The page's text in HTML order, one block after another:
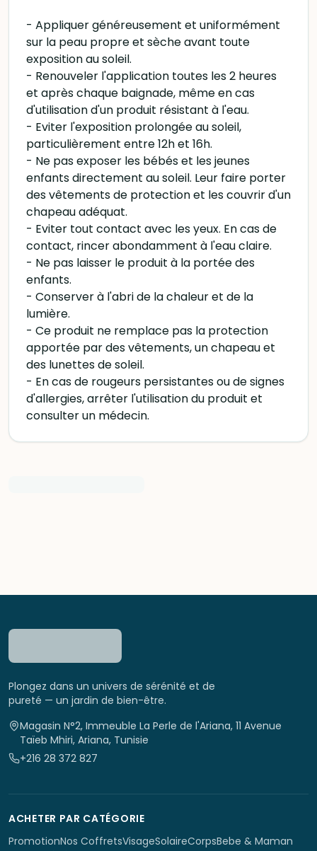
- Appliquer généreusement et uniformément
sur la peau propre et sèche avant toute
exposition au soleil.
- Renouveler l'application toutes les 2 heures
et après chaque baignade, même en cas
d'utilisation d'un produit résistant à l'eau.
- Eviter l'exposition prolongée au soleil,
particulièrement entre 12h et 16h.
- Ne pas exposer les bébés et les jeunes
enfants directement au soleil. Leur faire porter
des vêtements de protection et les couvrir d'un
chapeau adéquat.
- Eviter tout contact avec les yeux. En cas de
contact, rincer abondamment à l'eau claire.
- Ne pas laisser le produit à la portée des
enfants.
- Conserver à l'abri de la chaleur et de la
lumière.
- Ce produit ne remplace pas la protection
apportée par des vêtements, un chapeau et
des lunettes de soleil.
- En cas de rougeurs persistantes ou de signes
d'allergies, arrêter l'utilisation du produit et
consulter un médecin.
Plongez dans un univers de sérénité et de
pureté — un jardin de bien-être.
Magasin N°2, Immeuble La Perle de l'Ariana, 11 Avenue
Taïeb Mhiri, Ariana, Tunisie
+216 28 372 827
ACHETER PAR CATÉGORIE
PromotionNos CoffretsVisageSolaireCorpsBebe & Maman